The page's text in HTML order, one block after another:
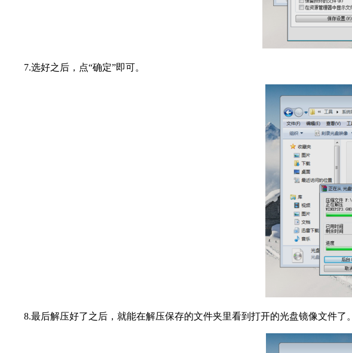
7.选好之后，点“确定”即可。
8.最后解压好了之后，就能在解压保存的文件夹里看到打开的光盘镜像文件了。